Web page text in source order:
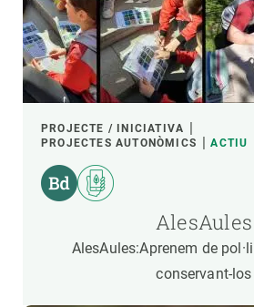
PROJECTE / INICIATIVA
PROJECTES AUTONÒMICS
ACTIU
AlesAules
AlesAules:Aprenem de
conservant-los